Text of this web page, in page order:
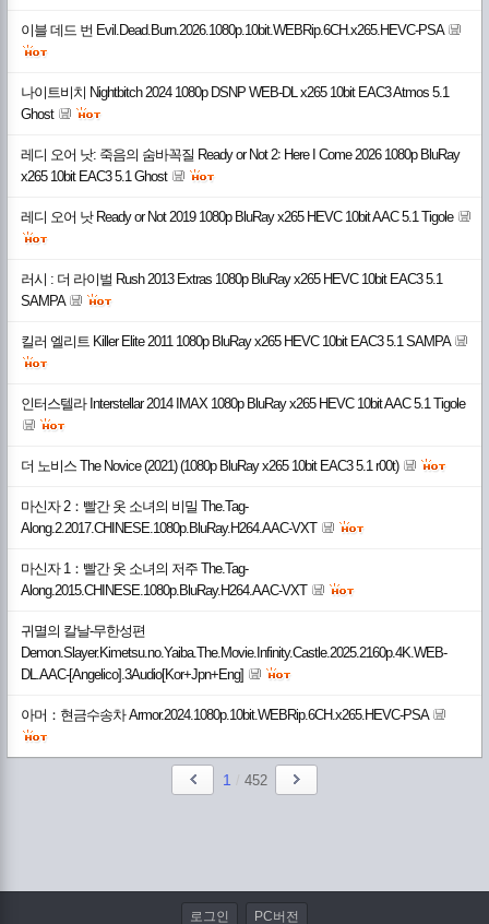
이블 데드 번 Evil.Dead.Burn.2026.1080p.10bit.WEBRip.6CH.x265.HEVC-PSA
나이트비치 Nightbitch 2024 1080p DSNP WEB-DL x265 10bit EAC3 Atmos 5.1
Ghost
레디 오어 낫: 죽음의 숨바꼭질 Ready or Not 2꞉ Here I Come 2026 1080p BluRay
x265 10bit EAC3 5.1 Ghost
레디 오어 낫 Ready or Not 2019 1080p BluRay x265 HEVC 10bit AAC 5.1 Tigole
러시 : 더 라이벌 Rush 2013 Extras 1080p BluRay x265 HEVC 10bit EAC3 5.1
SAMPA
킬러 엘리트 Killer Elite 2011 1080p BluRay x265 HEVC 10bit EAC3 5.1 SAMPA
인터스텔라 Interstellar 2014 IMAX 1080p BluRay x265 HEVC 10bit AAC 5.1 Tigole
더 노비스 The Novice (2021) (1080p BluRay x265 10bit EAC3 5.1 r00t)
마신자 2：빨간 옷 소녀의 비밀 The.Tag-
Along.2.2017.CHINESE.1080p.BluRay.H264.AAC-VXT
마신자 1：빨간 옷 소녀의 저주 The.Tag-
Along.2015.CHINESE.1080p.BluRay.H264.AAC-VXT
귀멸의 칼날-무한성편
Demon.Slayer.Kimetsu.no.Yaiba.The.Movie.Infinity.Castle.2025.2160p.4K.WEB-
DL.AAC-[Angelico].3Audio[Kor+Jpn+Eng]
아머：현금수송차 Armor.2024.1080p.10bit.WEBRip.6CH.x265.HEVC-PSA
1 452
로그인 PC버전